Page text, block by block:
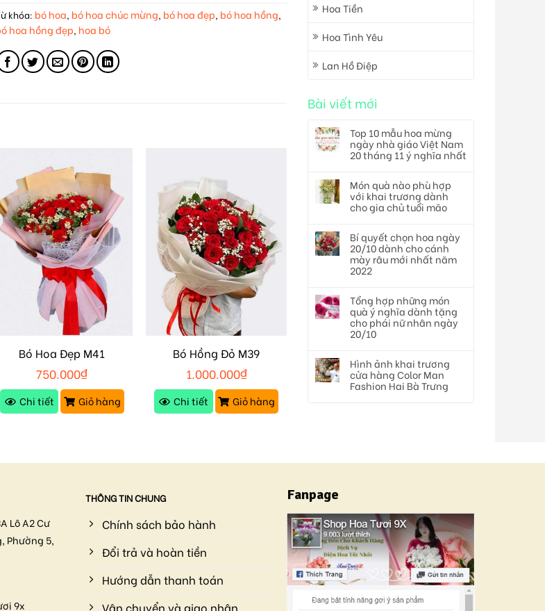
Hoa Tiền
Hoa Tình Yêu
Lan Hồ Điệp
Bài viết mới
Top 10 mẫu hoa mừng
ngày nhà giáo Việt Nam
20 tháng 11 ý nghĩa nhất
Món quà nào phù hợp
với khai trương dành
cho gia chủ tuổi mão
Bí quyết chọn hoa ngày
20/10 dành cho cánh
mày râu mới nhất năm
2022
Tổng hợp những món
quà ý nghĩa dành tặng
cho phái nữ nhân ngày
20/10
Hình ảnh khai trương
cửa hàng Color Man
Fashion Hai Bà Trưng
khóa: bó hoa, bó hoa chúc mừng, bó hoa đẹp, bó hoa hồng,
hoa hồng đẹp, hoa bó
Bó Hoa Đẹp M41
750.000₫
Chi tiết Giỏ hàng
Bó Hồng Đỏ M39
1.000.000₫
Chi tiết Giỏ hàng
Lô A2 Cư
Phường 5,
9x
THÔNG TIN CHUNG
Chính sách bảo hành
Đổi trả và hoàn tiền
Hướng dẫn thanh toán
Vận chuyển và giao nhận
Fanpage